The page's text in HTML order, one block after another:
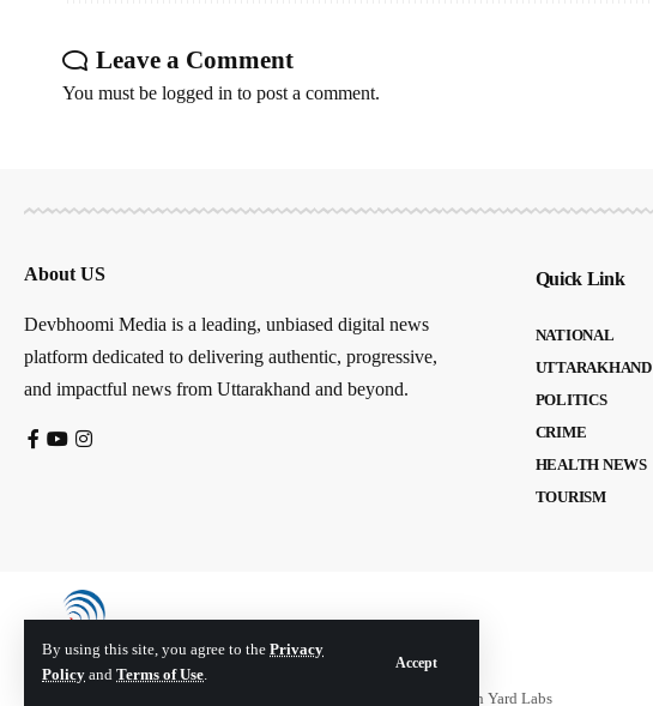
By using this site, you agree to the Privacy
Policy and Terms of Use.
Accept
Leave a Comment
You must be logged in to post a comment.
About US
Devbhoomi Media is a leading, unbiased digital news
platform dedicated to delivering authentic, progressive,
and impactful news from Uttarakhand and beyond.
Quick Link
NATIONAL
UTTARAKHAND
POLITICS
CRIME
HEALTH NEWS
TOURISM
Tech Yard Labs